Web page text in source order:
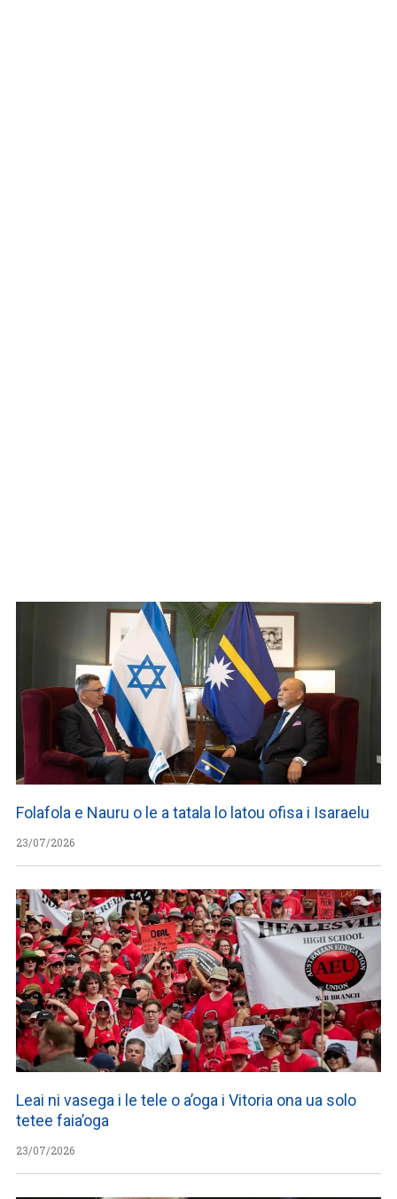
Folafola e Nauru o le a tatala lo latou ofisa i Isaraelu
23/07/2026
Leai ni vasega i le tele o a’oga i Vitoria ona ua solo
tetee faia’oga
23/07/2026